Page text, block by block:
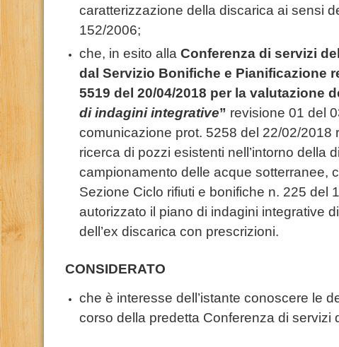
caratterizzazione della discarica ai sensi
152/2006;
che, in esito alla Conferenza di servizi
dal Servizio Bonifiche e Pianificazione
5519 del 20/04/2018 per la valutazione
di indagini integrative” revisione 01 del
comunicazione prot. 5258 del 22/02/2018
ricerca di pozzi esistenti nell’intorno della
campionamento delle acque sotterranee,
Sezione Ciclo rifiuti e bonifiche n. 225 del
autorizzato il piano di indagini integrative
dell’ex discarica con prescrizioni.
CONSIDERATO
che è interesse dell’istante conoscere le
corso della predetta Conferenza di servizi